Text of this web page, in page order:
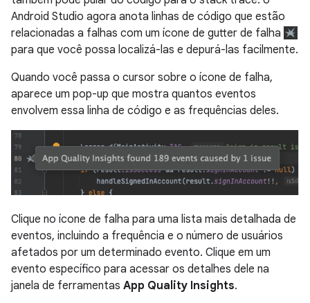
Android Studio agora anota linhas de código que estão
relacionadas a falhas com um ícone de gutter de falha
para que você possa localizá-las e depurá-las facilmente.
Quando você passa o cursor sobre o ícone de falha,
aparece um pop-up que mostra quantos eventos
envolvem essa linha de código e as frequências deles.
Clique no ícone de falha para uma lista mais detalhada de
eventos, incluindo a frequência e o número de usuários
afetados por um determinado evento. Clique em um
evento específico para acessar os detalhes dele na
janela de ferramentas App Quality Insights.